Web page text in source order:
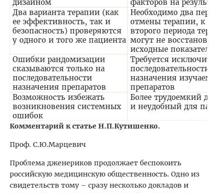
дизайном
факторов на
Два варианта терапии (как
ее эффективность, так и
безопасность) проверяются
у одного и того же пациента
Необходимо два
отмены терапии, к
второго периода
могут не
исходные показатели
Ошибки рандомизации
сказываются только на
последовательности
назначения препаратов
Требуется
последовательности
назначения
препаратов
Возможность избежать
возникновения системных
ошибок
Более трудоемкий
и неудобный для
Комментарий к статье Н.П.Кутишенко.
Проф. С.Ю.Марцевич
Проблема дженериков продолжает беспокоить
российскую медицинскую общественность. Одно из
свидетельств тому – сразу несколько докладов и